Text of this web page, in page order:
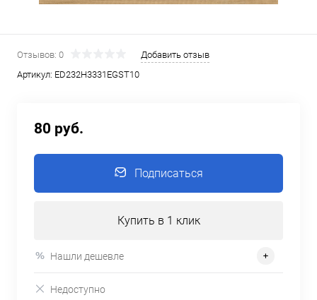
Отзывов: 0
Добавить отзыв
Артикул: ED232Н3331EGST10
80 руб.
Подписаться
Купить в 1 клик
Нашли дешевле
Недоступно